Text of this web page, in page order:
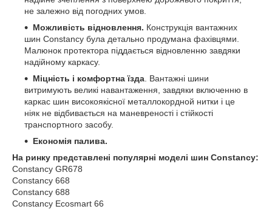
не залежно від погодних умов.
Можливість відновлення. Конструкція вантажних
шин Constancy була детально продумана фахівцями.
Малюнок протектора піддається відновленню завдяки
надійному каркасу.
Міцність і комфортна їзда . Вантажні шини
витримують великі навантаження, завдяки включенню в
каркас шин високоякісної металлокордной нитки і це
ніяк не відбивається на маневреності і стійкості
транспортного засобу.
Економія палива.
На ринку представлені популярні моделі шин Constancy:
Constancy GR678
Constancy 668
Constancy 688
Constancy Ecosmart 66